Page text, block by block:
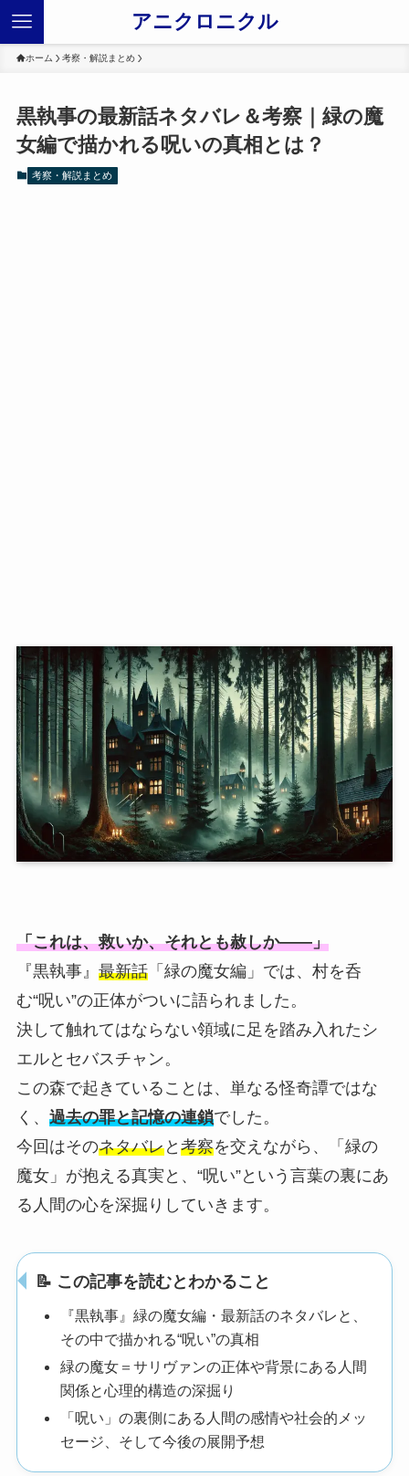
アニクロニクル
ホーム 考察・解説まとめ
黒執事の最新話ネタバレ＆考察｜緑の魔
女編で描かれる呪いの真相とは？
考察・解説まとめ
「これは、救いか、それとも赦しか——」
『黒執事』 最新話「緑の魔女編」では、村を呑
む“呪い”の正体がついに語られました。
決して触れてはならない領域に足を踏み入れたシ
エルとセバスチャン。
この森で起きていることは、単なる怪奇譚ではな
く、 過去の罪と記憶の連鎖でした。
今回はそのネタバレと 考察を交えながら、「緑の
魔女」が抱える真実と、“呪い”という言葉の裏にあ
る人間の心を深掘りしていきます。
📝 この記事を読むとわかること
『黒執事』緑の魔女編・最新話のネタバレと、
その中で描かれる“呪い”の真相
緑の魔女＝サリヴァンの正体や背景にある人間
関係と心理的構造の深掘り
「呪い」の裏側にある人間の感情や社会的メッ
セージ、そして今後の展開予想